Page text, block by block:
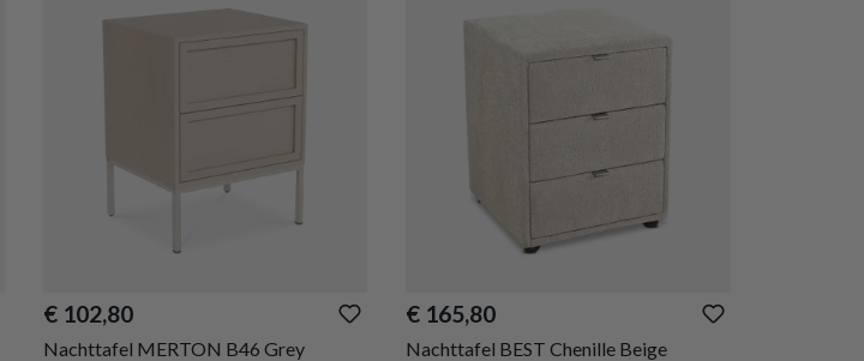
€ 102,80
Nachttafel MERTON B46 Grey
€ 165,80
Nachttafel BEST Chenille Beige